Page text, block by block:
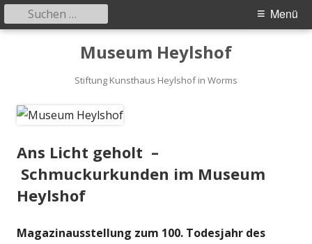
Museum Heylshof
Stiftung Kunsthaus Heylshof in Worms
Primäres
Menü
Suchen
nach:
Ans Licht geholt –
Schmuckurkunden im Museum
Heylshof
Magazinausstellung zum 100. Todesjahr des